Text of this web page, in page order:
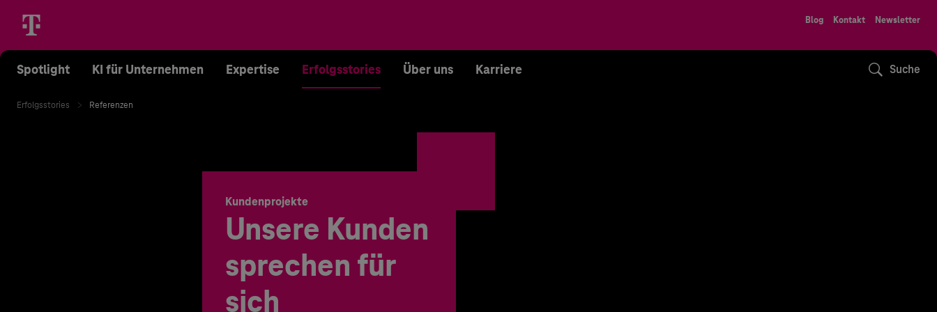
Blog Kontakt Newsletter
Spotlight KI für Unternehmen Expertise Erfolgsstories Über uns Karriere Suche
Erfolgsstories Referenzen
Kundenprojekte
Unsere Kunden
sprechen für
sich